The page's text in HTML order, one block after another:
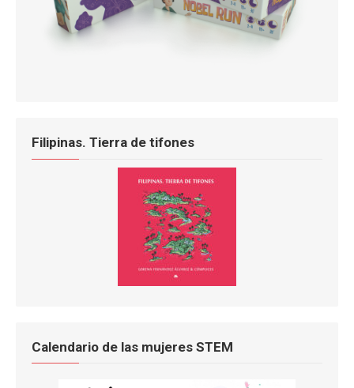
Filipinas. Tierra de tifones
Calendario de las mujeres STEM